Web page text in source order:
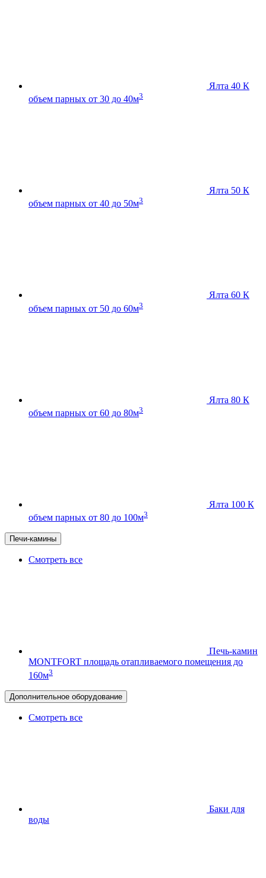
Ялта 40 К
объем парных от 30 до 40м3
Ялта 50 К
объем парных от 40 до 50м3
Ялта 60 К
объем парных от 50 до 60м3
Ялта 80 К
объем парных от 60 до 80м3
Ялта 100 К
объем парных от 80 до 100м3
Печи-камины
Смотреть все
Печь-камин
MONTFORT площадь отапливаемого помещения до
160м3
Дополнительное оборудование
Смотреть все
Баки для
воды